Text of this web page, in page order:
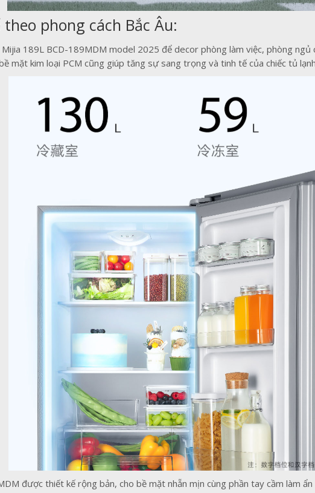
phong cách Bắc Âu:
189L BCD-189MDM model 2025 để decor phòng làm việc, phòng ngủ
mặt kim loại PCM cũng giúp tăng sự sang trọng và tinh tế của chiếc tủ
được thiết kế rộng bản, cho bề mặt nhẵn mịn cùng phần tay cầm làm